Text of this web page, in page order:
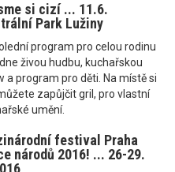
si cizí ... 11.6.
Park Lužiny
program pro celou rodinu
živou hudbu, kuchařskou
a program pro děti. Na místě si
zapůjčit gril, pro vlastní
umění.
festival Praha
národů 2016! ... 26-29.